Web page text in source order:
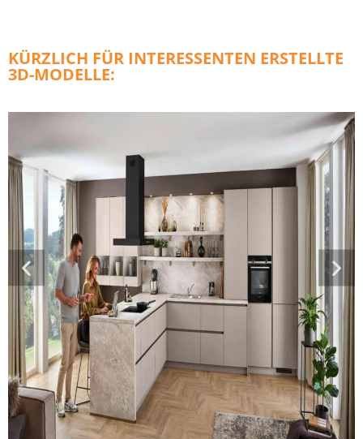
KÜRZLICH FÜR INTERESSENTEN ERSTELLTE
3D-MODELLE: